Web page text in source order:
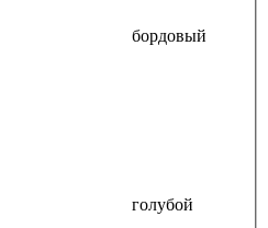
бордовый
голубой